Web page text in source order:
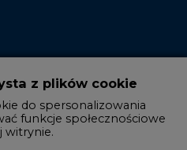
z plików cookie
do spersonalizowania
funkcje społecznościowe
witrynie.